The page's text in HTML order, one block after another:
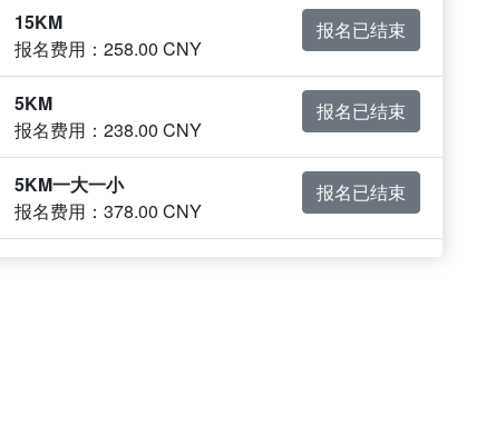
15KM
报名费用：258.00 CNY
报名已结束
5KM
报名费用：238.00 CNY
报名已结束
5KM一大一小
报名费用：378.00 CNY
报名已结束